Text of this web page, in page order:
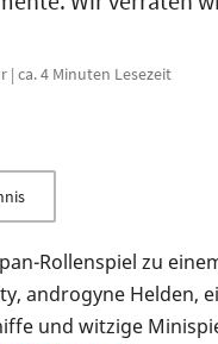
| ca. 4 Minuten Lesezeit
Rollenspiel zu
androgyne Helden,
und witzige